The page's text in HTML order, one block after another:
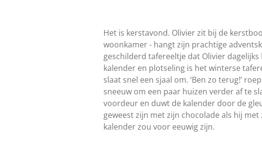
Het is kerstavond. Olivier zit bij de
woonkamer - hangt zijn prachtige
geschilderd tafereeltje dat Olivier
kalender en plotseling is het winterse
slaat snel een sjaal om. ‘Ben zo terug!’
sneeuw om een paar huizen verder af te
voordeur en duwt de kalender door de
geweest zijn met zijn chocolade als hij
kalender zou voor eeuwig zijn.